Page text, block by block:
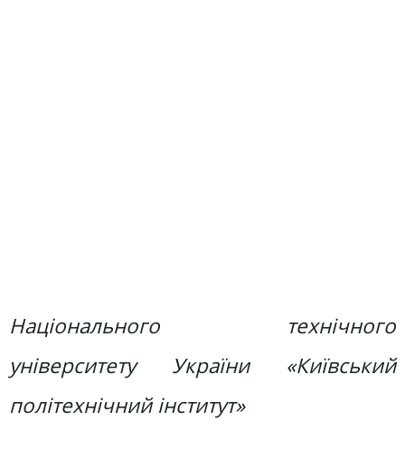
Національного технічного
університету України «Київський
політехнічний інститут»